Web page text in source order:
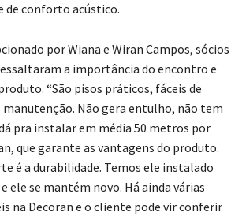
de conforto acústico.
por Wiana e Wiran Campos, sócios
a importância do encontro e
“São pisos práticos, fáceis de
Não gera entulho, não tem
pra instalar em média 50 metros por
que garante as vantagens do produto.
é a durabilidade. Temos ele instalado
ele se mantém novo. Há ainda várias
na Decoran e o cliente pode vir conferir